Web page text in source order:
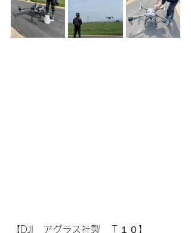
【DJI　アグラス社製　Ｔ１０】